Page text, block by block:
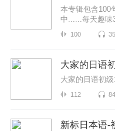
本专辑包含100
中......每天趣味
100
大家的日语
大家的日语初级
112
新标日本语-